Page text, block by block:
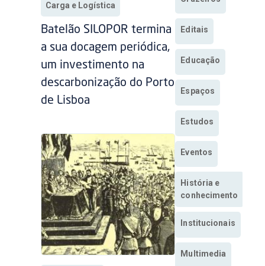
Carga e Logística
Batelão SILOPOR termina
a sua docagem periódica,
um investimento na
descarbonização do Porto
de Lisboa
Editais
Educação
Espaços
Estudos
Eventos
História e
conhecimento
Institucionais
Multimedia